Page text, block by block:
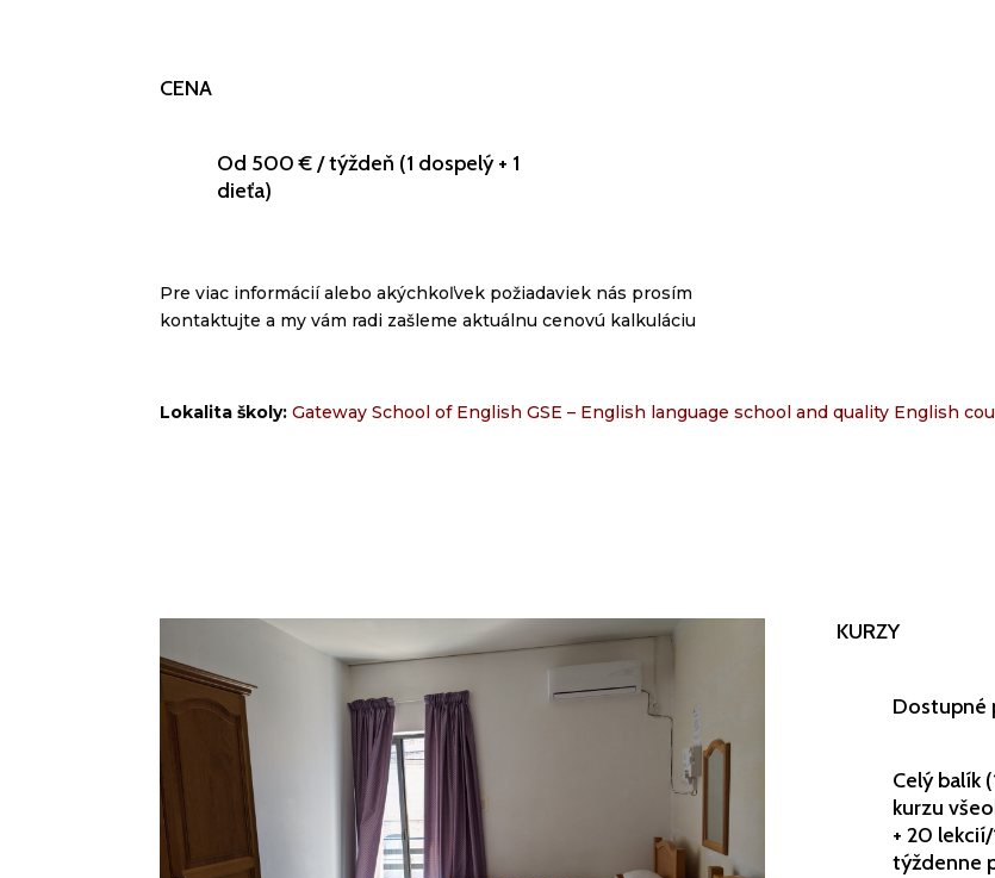
CENA
Od 500 € / týždeň (1 dospelý + 1
dieťa)
Pre viac informáciíalebo akýchkoľvek požiadaviek nás prosím
kontaktujte a my vám radi zašleme aktuálnu cenovú kalkuláciu
Lokalita školy: Gateway School of English GSE – English language school and quality English
KURZY
Dostupné
Celý balík
kurzu
+ 20
týždenne